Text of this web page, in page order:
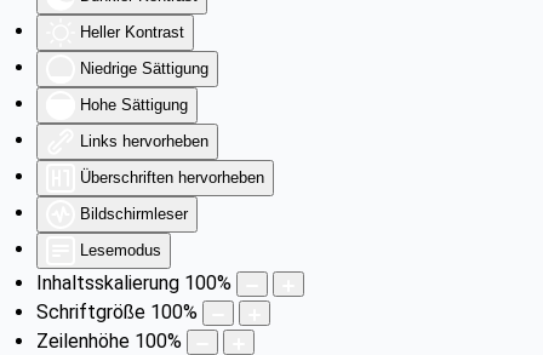
Heller Kontrast
Niedrige Sättigung
Hohe Sättigung
Links hervorheben
Überschriften hervorheben
Bildschirmleser
Lesemodus
Inhaltsskalierung 100%
Schriftgröße 100%
Zeilenhöhe 100%